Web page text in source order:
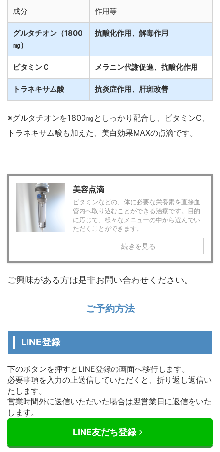
成分 作用等
グルタチオン（1800
㎎）
抗酸化作用、解毒作用
ビタミンＣ メラニン代謝促進、抗酸化作用
トラネキサム酸 抗炎症作用、肝斑改善
※グルタチオンを1800㎎としっかり配合し、ビタミンC、
トラネキサム酸も加えた、美白効果MAXの点滴です。
美容点滴
ビタミンなどの、体に必要な栄養素を直接血
管内へ取り込むことができる治療です。目的
に応じて、様々なメニューの中から選んでい
ただくことができます。
続きを見る
ご興味がある方は是非お問い合わせください。
ご予約方法
LINE登録
下のボタンを押すとLINE登録の画面へ移行します。
必要事項を入力の上送信していただくと、折り返し返信い
たします。
営業時間外に送信いただいた場合は翌営業日に返信をいた
します。
LINE友だち登録